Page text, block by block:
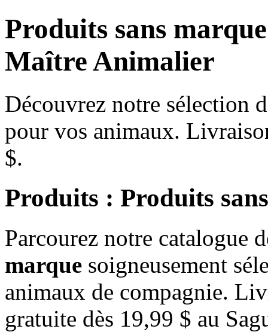
Produits sans
Maître Animalier
Découvrez notre sélection
pour vos animaux.
$.
Produits : Produits
Parcourez notre catalogue
marque soigneusement
animaux de compagnie.
gratuite dès 19,99 $ au